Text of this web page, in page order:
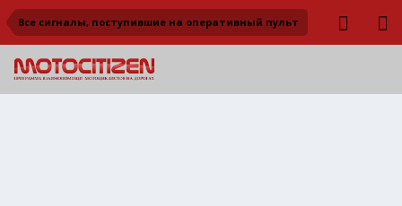
Все сигналы, поступившие на оперативный пульт